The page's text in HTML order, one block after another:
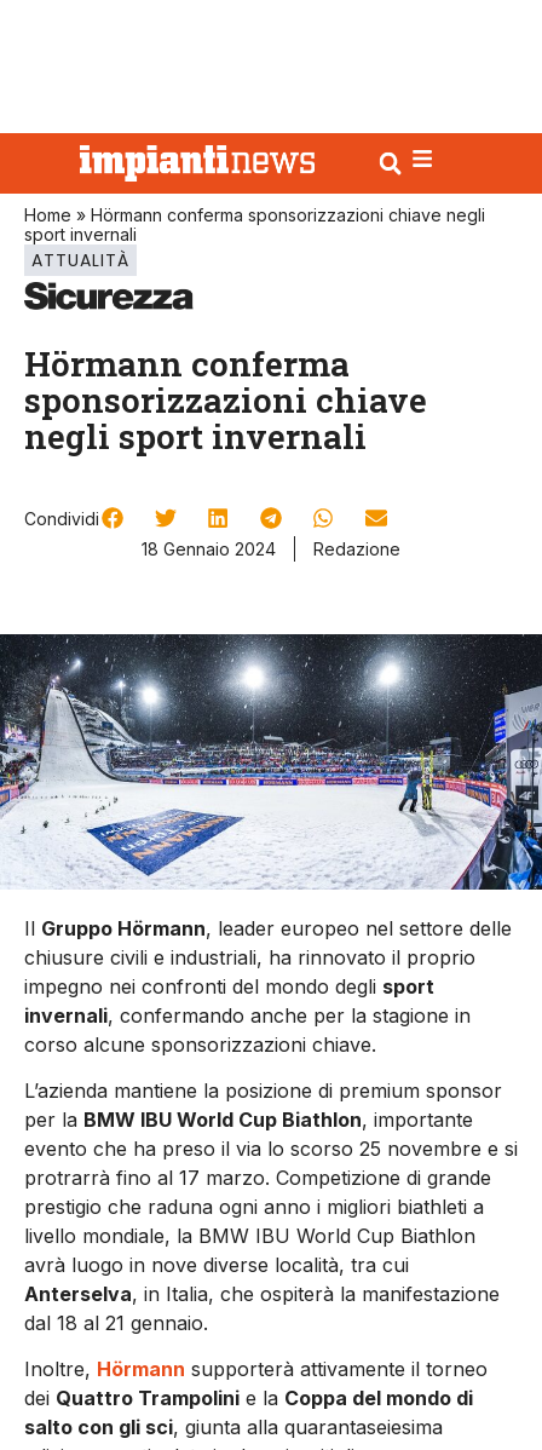
Home » Hörmann conferma sponsorizzazioni chiave negli
sport invernali
ATTUALITÀ
Hörmann conferma
sponsorizzazioni chiave
negli sport invernali
Condividi
18 Gennaio 2024
Redazione
Il Gruppo Hörmann, leader europeo nel settore delle
chiusure civili e industriali, ha rinnovato il proprio
impegno nei confronti del mondo degli sport
invernali, confermando anche per la stagione in
corso alcune sponsorizzazioni chiave.
L’azienda mantiene la posizione di premium sponsor
per la BMW IBU World Cup Biathlon, importante
evento che ha preso il via lo scorso 25 novembre e si
protrarrà fino al 17 marzo. Competizione di grande
prestigio che raduna ogni anno i migliori biathleti a
livello mondiale, la BMW IBU World Cup Biathlon
avrà luogo in nove diverse località, tra cui
Anterselva, in Italia, che ospiterà la manifestazione
dal 18 al 21 gennaio.
Inoltre, Hörmann supporterà attivamente il torneo
dei Quattro Trampolini e la Coppa del mondo di
salto con gli sci, giunta alla quarantaseiesima